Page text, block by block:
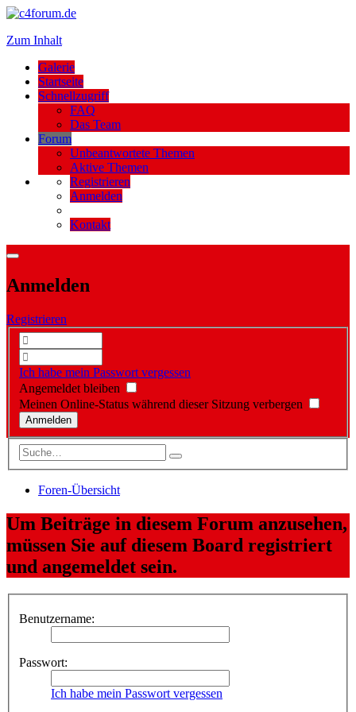
Zum Inhalt
Galerie
Startseite
Schnellzugriff
FAQ
Das Team
Forum
Unbeantwortete Themen
Aktive Themen
Registrieren
Anmelden
Kontakt
Anmelden
Registrieren
Ich habe mein Passwort vergessen
Angemeldet bleiben
Meinen Online-Status während dieser Sitzung verbergen
Foren-Übersicht
Um Beiträge in diesem Forum anzusehen,
müssen Sie auf diesem Board registriert
und angemeldet sein.
Benutzername:
Passwort:
Ich habe mein Passwort vergessen